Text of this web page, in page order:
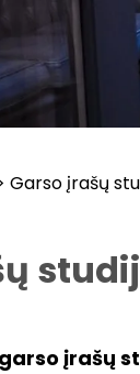
Garso įrašų
įrašų